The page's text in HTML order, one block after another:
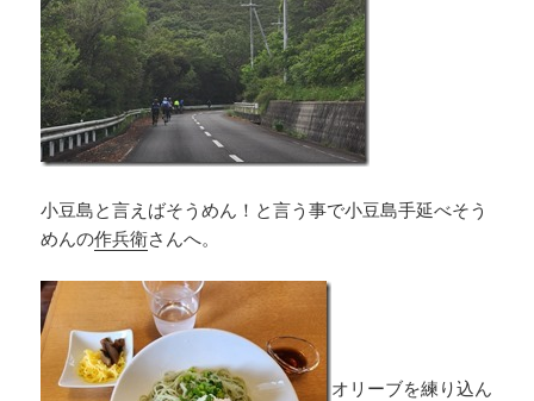
小豆島と言えばそうめん！と言う事で小豆島手延べそう
めんの作兵衛さんへ。
オリーブを練り込ん